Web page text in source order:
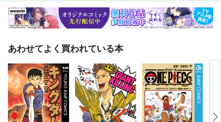
あわせてよく買われている本